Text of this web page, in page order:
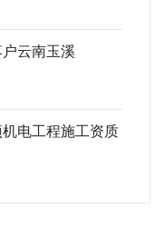
云南玉溪
电工程施工资质